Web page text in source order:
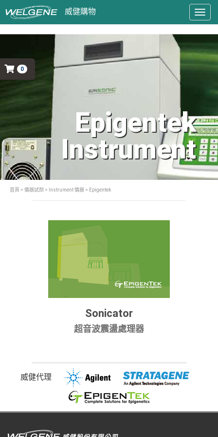
0
Epigentek
Instrument
首頁 > 儀器試劑 > Instrument 儀器 > Epigentek
Sonicator
超音波震盪處理器
威健代理